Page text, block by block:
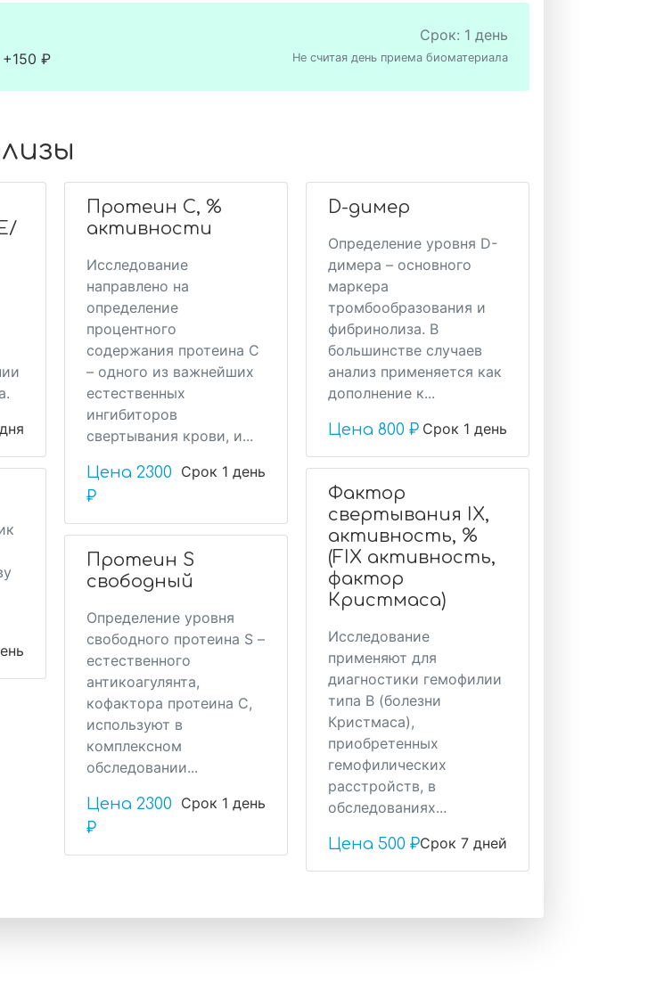
+150 ₽
Срок: 1 день
Не считая день приема биоматериала
Протеин C, %
активности
Исследование
направлено на
определение
процентного
содержания протеина С
– одного из важнейших
естественных
ингибиторов
свертывания крови, и...
Срок 1 день
Цена 2300
₽
Протеин S
свободный
Определение уровня
свободного протеина S –
естественного
антикоагулянта,
кофактора протеина С,
используют в
комплексном
обследовании...
Срок 1 день
Цена 2300
₽
D-димер
Определение уровня D-
димера – основного
маркера
тромбообразования и
фибринолиза. В
большинстве случаев
анализ применяется как
дополнение к...
Срок 1 день
Цена 800 ₽
Фактор
свертывания IX,
активность, %
(FIX активность,
фактор
Кристмаса)
Исследование
применяют для
диагностики гемофилии
типа B (болезни
Кристмаса),
приобретенных
гемофилических
расстройств, в
обследованиях...
Срок 7 дней
Цена 500 ₽